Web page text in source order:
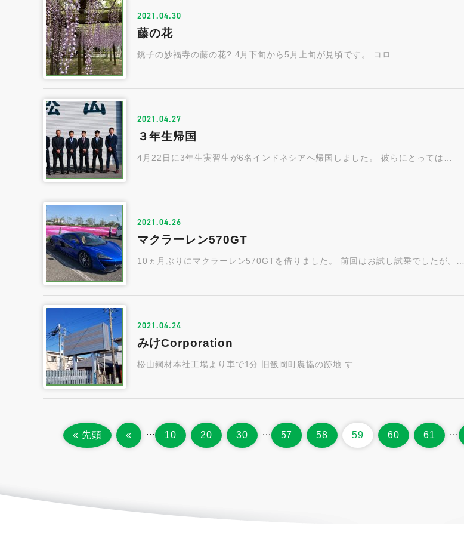
2021.04.30
藤の花
銚子の妙福寺の藤の花? 4月下旬から5月上旬が見頃です。 コロ…
2021.04.27
３年生帰国
4月22日に3年生実習生が6名インドネシアへ帰国しました。 彼らにとっては…
2021.04.26
マクラーレン570GT
10ヵ月ぶりにマクラーレン570GTを借りました。 前回はお試し試乗でしたが、…
2021.04.24
みけCorporation
松山鋼材本社工場より車で1分 旧飯岡町農協の跡地 す…
« 先頭 « ... 10 20 30 ... 57 58 59 60 61 ...